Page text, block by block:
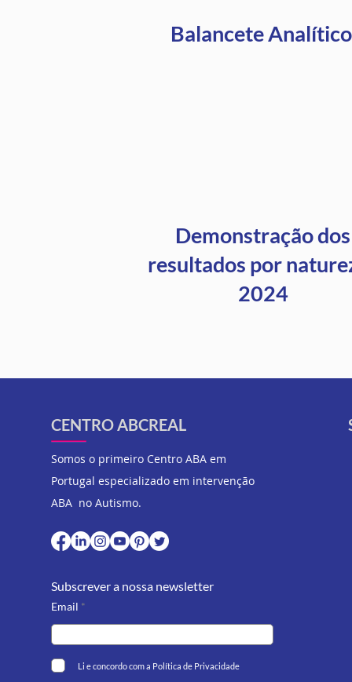
Balancete Analítico
Demonstração dos
resultados por
2024
CENTRO ABCREAL
Somos o primeiro Centro ABA em
Portugal especializado em intervenção
ABA no Autismo.
Subscrever a nossa newsletter
Email
Li e concordo com a Política de Privacidade